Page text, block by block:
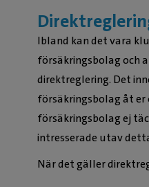
Ibland kan det vara
försäkringsbolag och
direktreglering. Det
försäkringsbolag åt er
försäkringsbolag ej
intresserade utav
När det gäller